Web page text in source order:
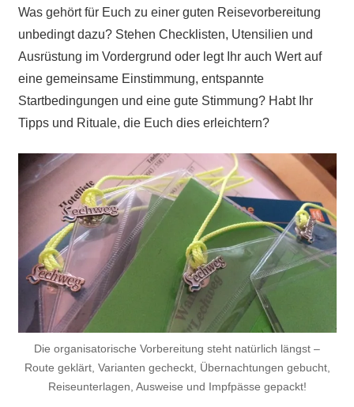
Was gehört für Euch zu einer guten Reisevorbereitung
unbedingt dazu? Stehen Checklisten, Utensilien und
Ausrüstung im Vordergrund oder legt Ihr auch Wert auf
eine gemeinsame Einstimmung, entspannte
Startbedingungen und eine gute Stimmung? Habt Ihr
Tipps und Rituale, die Euch dies erleichtern?
Die organisatorische Vorbereitung steht natürlich längst –
Route geklärt, Varianten gecheckt, Übernachtungen gebucht,
Reiseunterlagen, Ausweise und Impfpässe gepackt!